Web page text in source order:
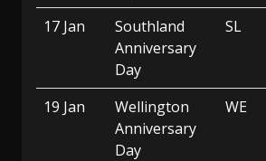
17 Jan
Southland
Anniversary
Day
SL
19 Jan
Wellington
Anniversary
Day
WE